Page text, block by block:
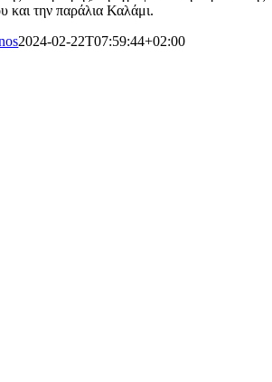
και την παράλια Καλάμι.
2024-02-22T07:59:44+02:00